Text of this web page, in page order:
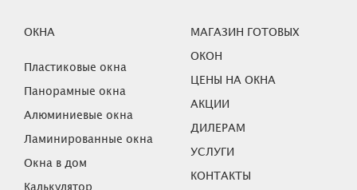
ОКНА
Пластиковые окна
Панорамные окна
Алюминиевые окна
Ламинированные окна
Окна в дом
Калькулятор
МАГАЗИН ГОТОВЫХ
ОКОН
ЦЕНЫ НА ОКНА
АКЦИИ
ДИЛЕРАМ
УСЛУГИ
КОНТАКТЫ